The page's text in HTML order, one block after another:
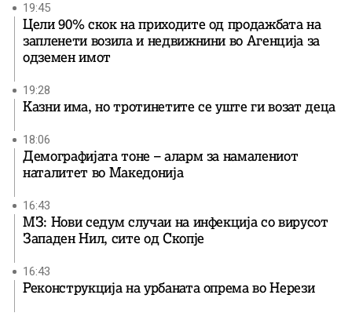
19:45
Цели 90% скок на приходите од продажбата на
запленети возила и недвижнини во Агенција за
одземен имот
19:28
Казни има, но тротинетите се уште ги возат деца
18:06
Демографијата тоне – аларм за намалениот
наталитет во Македонија
16:43
МЗ: Нови седум случаи на инфекција со вирусот
Западен Нил, сите од Скопје
16:43
Реконструкција на урбаната опрема во Нерези